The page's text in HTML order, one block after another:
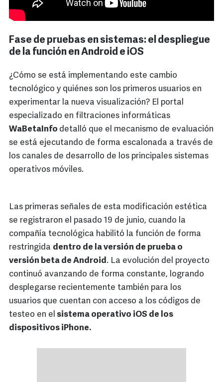
Fase de pruebas en sistemas: el despliegue
de la función en Android e iOS
¿Cómo se está implementando este cambio
tecnológico y quiénes son los primeros usuarios en
experimentar la nueva visualización? El portal
especializado en filtraciones informáticas
WaBetaInfo detalló que el mecanismo de evaluación
se está ejecutando de forma escalonada a través de
los canales de desarrollo de los principales sistemas
operativos móviles.
Las primeras señales de esta modificación estética
se registraron el pasado 19 de junio, cuando la
compañía tecnológica habilitó la función de forma
restringida dentro de la versión de prueba o
versión beta de Android. La evolución del proyecto
continuó avanzando de forma constante, logrando
desplegarse recientemente también para los
usuarios que cuentan con acceso a los códigos de
testeo en el sistema operativo iOS de los
dispositivos iPhone.